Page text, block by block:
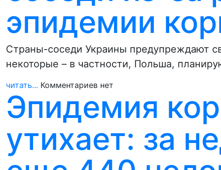
эпидемии
Страны-соседи Украины предупреждают
некоторые – в частности, Польша,
читать... Комментариев нет
Эпидемия
утихает: за